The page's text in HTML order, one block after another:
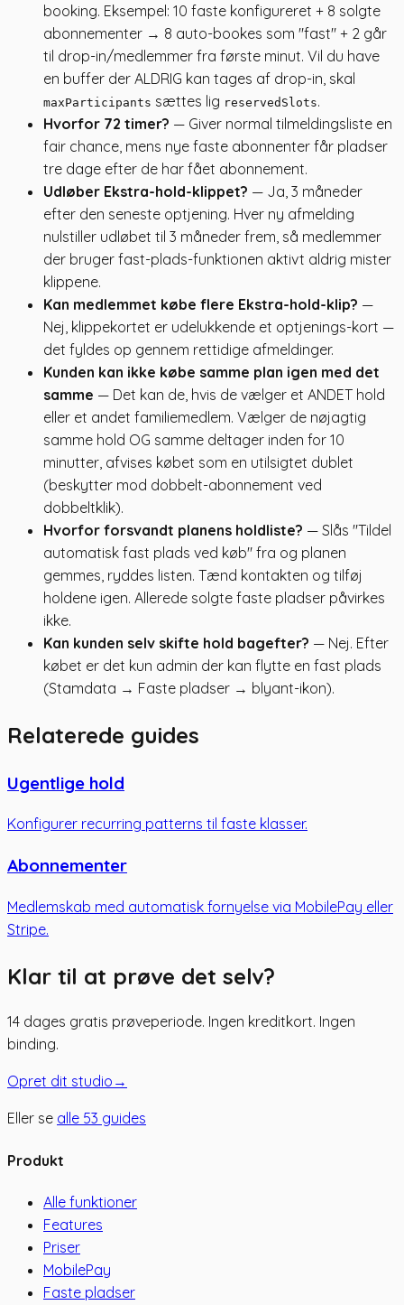
booking. Eksempel: 10 faste konfigureret + 8 solgte
abonnementer → 8 auto-bookes som "fast" + 2 går
til drop-in/medlemmer fra første minut. Vil du have
en buffer der ALDRIG kan tages af drop-in, skal
maxParticipants sættes lig reservedSlots.
Hvorfor 72 timer? — Giver normal tilmeldingsliste en
fair chance, mens nye faste abonnenter får pladser
tre dage efter de har fået abonnement.
Udløber Ekstra-hold-klippet? — Ja, 3 måneder
efter den seneste optjening. Hver ny afmelding
nulstiller udløbet til 3 måneder frem, så medlemmer
der bruger fast-plads-funktionen aktivt aldrig mister
klippene.
Kan medlemmet købe flere Ekstra-hold-klip? —
Nej, klippekortet er udelukkende et optjenings-kort —
det fyldes op gennem rettidige afmeldinger.
Kunden kan ikke købe samme plan igen med det
samme — Det kan de, hvis de vælger et ANDET hold
eller et andet familiemedlem. Vælger de nøjagtig
samme hold OG samme deltager inden for 10
minutter, afvises købet som en utilsigtet dublet
(beskytter mod dobbelt-abonnement ved
dobbeltklik).
Hvorfor forsvandt planens holdliste? — Slås "Tildel
automatisk fast plads ved køb" fra og planen
gemmes, ryddes listen. Tænd kontakten og tilføj
holdene igen. Allerede solgte faste pladser påvirkes
ikke.
Kan kunden selv skifte hold bagefter? — Nej. Efter
købet er det kun admin der kan flytte en fast plads
(Stamdata → Faste pladser → blyant-ikon).
Relaterede guides
Ugentlige hold
Konfigurer recurring patterns til faste klasser.
Abonnementer
Medlemskab med automatisk fornyelse via MobilePay eller
Stripe.
Klar til at prøve det selv?
14 dages gratis prøveperiode. Ingen kreditkort. Ingen
binding.
Opret dit studio →
Eller se alle 53 guides
Produkt
Alle funktioner
Features
Priser
MobilePay
Faste pladser